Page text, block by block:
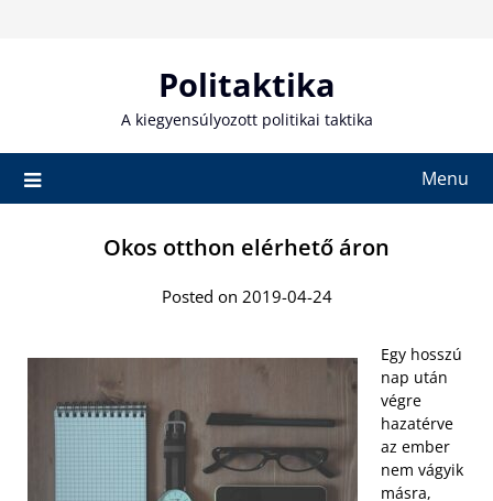
Politaktika
A kiegyensúlyozott politikai taktika
Menu
Okos otthon elérhető áron
Posted on 2019-04-24
Egy hosszú
nap után
végre
hazatérve
az ember
nem vágyik
másra,